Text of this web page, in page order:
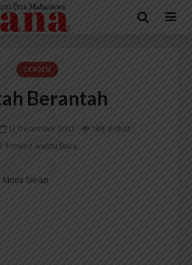
CERPEN
Berantah
13 Desember 2012
148 dilihat
4 menit waktu baca
Moda Gelap